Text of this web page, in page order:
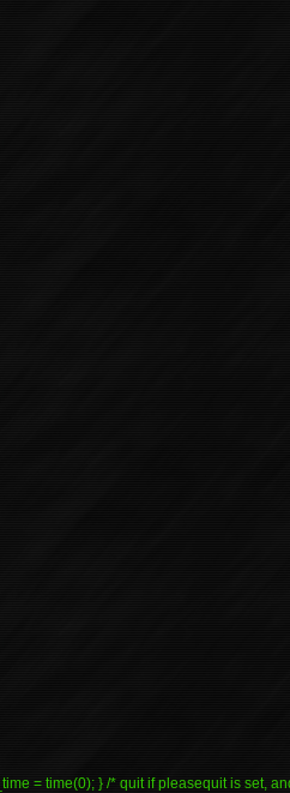
= time(0); } /* quit if pleasequit is set,